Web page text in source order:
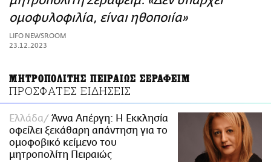
ΑΜΠΑ
PRINT
ομοφυλοφιλία, είναι ηθοποιία»
LIFO NEWSROOM
23.12.2023
ΜΗΤΡΟΠΟΛΙΤΗΣ ΠΕΙΡΑΙΩΣ ΣΕΡΑΦΕΙΜ
ΠΡΟΣΦΑΤΕΣ ΕΙΔΗΣΕΙΣ
Ελλάδα
Άννα Απέργη: Η Εκκλησία
οφείλει ξεκάθαρη απάντηση για το
ομοφοβικό κείμενο του
μητροπολίτη Πειραιώς